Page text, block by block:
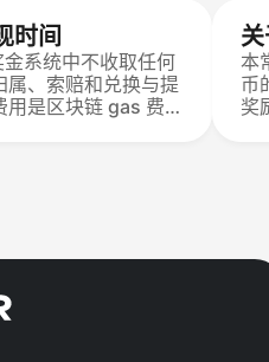
时间
系统中不收取任何
属、索赔和兑换与提
用是区块链 gas 费
本
币
奖